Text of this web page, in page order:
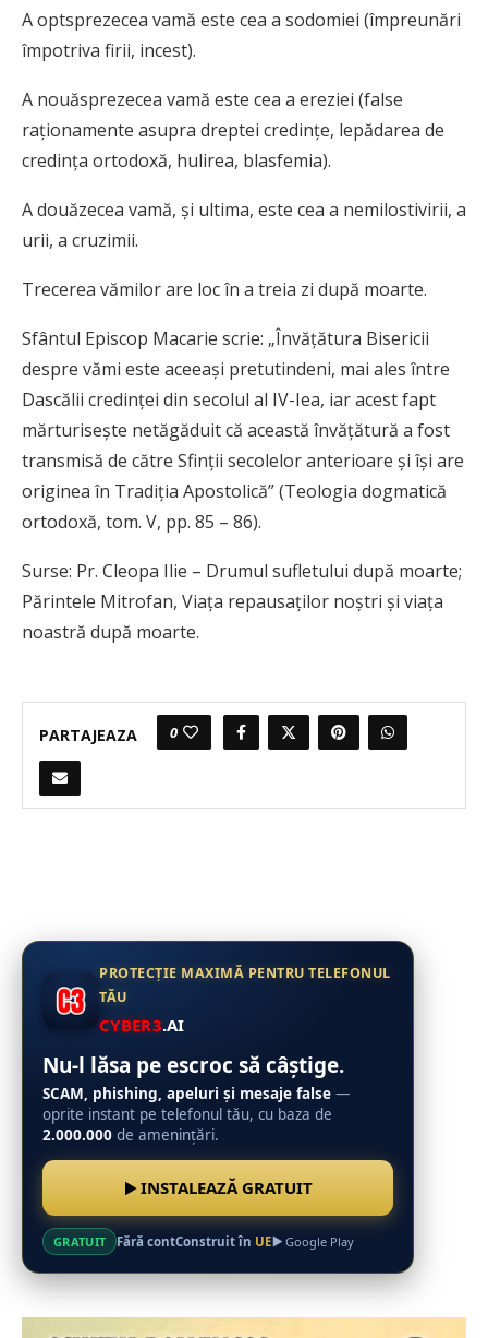
A optsprezecea vamă este cea a sodomiei (împreunări
împotriva firii, incest).
A nouăsprezecea vamă este cea a ereziei (false
raţionamente asupra dreptei credinţe, lepădarea de
credinţa ortodoxă, hulirea, blasfemia).
A douăzecea vamă, şi ultima, este cea a nemilostivirii, a
urii, a cruzimii.
Trecerea vămilor are loc în a treia zi după moarte.
Sfântul Episcop Macarie scrie: „Învăţătura Bisericii
despre vămi este aceeaşi pretutindeni, mai ales între
Dascălii credinţei din secolul al IV-Iea, iar acest fapt
mărturiseşte netăgăduit că această învăţătură a fost
transmisă de către Sfinţii secolelor anterioare şi îşi are
originea în Tradiţia Apostolică” (Teologia dogmatică
ortodoxă, tom. V, pp. 85 – 86).
Surse: Pr. Cleopa Ilie – Drumul sufletului după moarte;
Părintele Mitrofan, Viața repausaților noștri și viața
noastră după moarte.
PARTAJEAZA 0
PROTECȚIE MAXIMĂ PENTRU TELEFONUL
TĂU
CYBER3.AI
Nu-l lăsa pe escroc să câștige.
SCAM, phishing, apeluri și mesaje false —
oprite instant pe telefonul tău, cu baza de
2.000.000 de amenințări.
INSTALEAZĂ GRATUIT
GRATUIT Fără contConstruit în UE Google Play